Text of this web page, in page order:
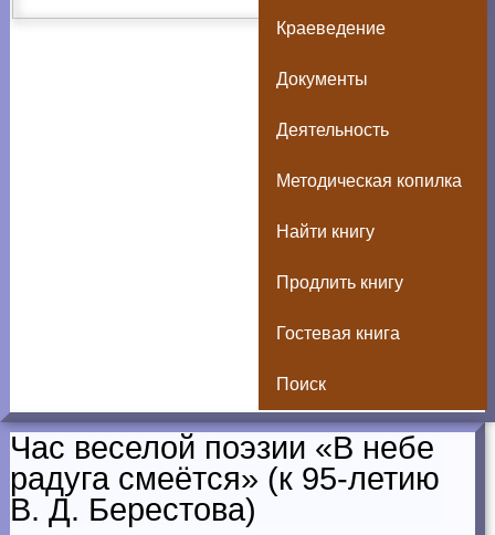
Краеведение
Документы
Деятельность
Методическая копилка
Найти книгу
Продлить книгу
Гостевая книга
Поиск
Час веселой поэзии «В небе
радуга смеётся» (к 95-летию
В. Д. Берестова)